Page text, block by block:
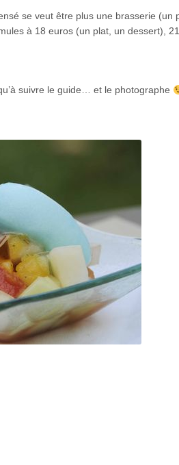
se veut être plus une brasserie (un
à 18 euros (un plat, un dessert),
suivre le guide… et le photographe